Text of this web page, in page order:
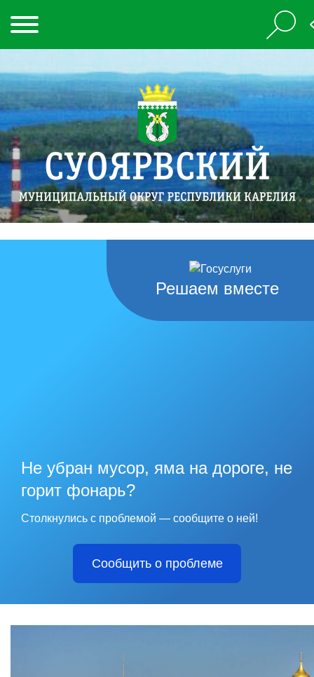
Решаем вместе
Не убран мусор, яма на дороге, не
горит фонарь?
Столкнулись с проблемой — сообщите о ней!
Сообщить о проблеме